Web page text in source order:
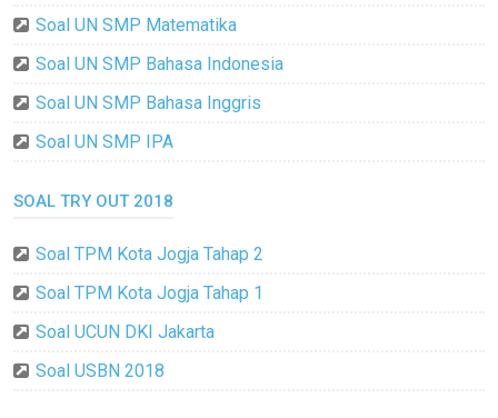
Soal UN SMP Matematika
Soal UN SMP Bahasa Indonesia
Soal UN SMP Bahasa Inggris
Soal UN SMP IPA
SOAL TRY OUT 2018
Soal TPM Kota Jogja Tahap 2
Soal TPM Kota Jogja Tahap 1
Soal UCUN DKI Jakarta
Soal USBN 2018